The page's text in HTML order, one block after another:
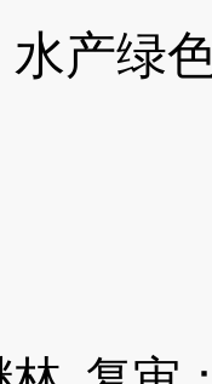
水产绿